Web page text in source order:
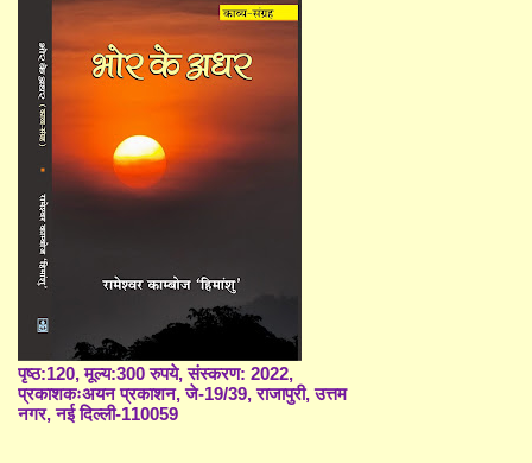
पृष्ठ:120, मूल्य:300 रुपये, संस्करण: 2022,
प्रकाशकःअयन प्रकाशन, जे-19/39, राजापुरी, उत्तम
नगर, नई दिल्ली-110059